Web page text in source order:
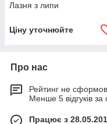
Лазня з липи
Ціну уточнюйте
Про нас
Рейтинг не
Менше 5 відгуків за
Працює з